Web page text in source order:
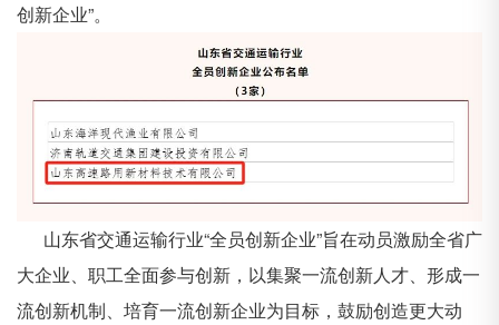
创新企业”。
山东省交通运输行业“全员创新企业”旨在动员激励全省广
大企业、职工全面参与创新，以集聚一流创新人才、形成一
流创新机制、培育一流创新企业为目标，鼓励创造更大动